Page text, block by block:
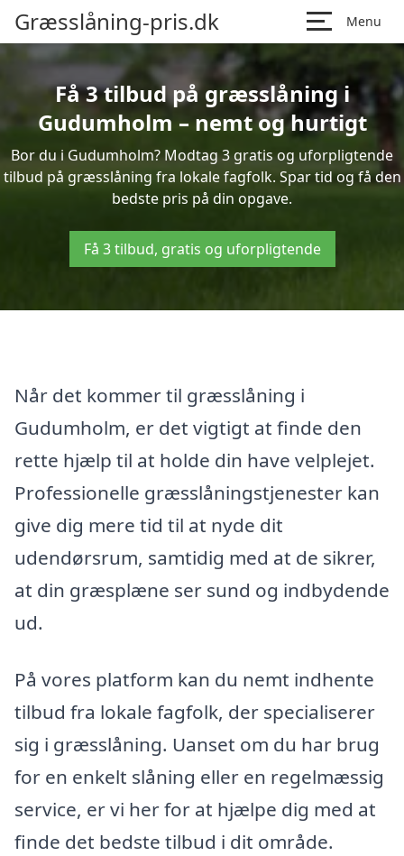
Græsslåning-pris.dk Menu
Få 3 tilbud på græsslåning i
Gudumholm – nemt og hurtigt
Bor du i Gudumholm? Modtag 3 gratis og uforpligtende
tilbud på græsslåning fra lokale fagfolk. Spar tid og få den
bedste pris på din opgave.
Få 3 tilbud, gratis og uforpligtende
Når det kommer til græsslåning i
Gudumholm, er det vigtigt at finde den
rette hjælp til at holde din have velplejet.
Professionelle græsslåningstjenester kan
give dig mere tid til at nyde dit
udendørsrum, samtidig med at de sikrer,
at din græsplæne ser sund og indbydende
ud.
På vores platform kan du nemt indhente
tilbud fra lokale fagfolk, der specialiserer
sig i græsslåning. Uanset om du har brug
for en enkelt slåning eller en regelmæssig
service, er vi her for at hjælpe dig med at
finde det bedste tilbud i dit område.